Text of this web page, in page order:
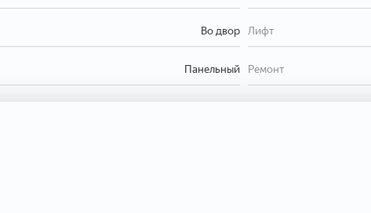
Во двор Лифт
Панельный Ремонт